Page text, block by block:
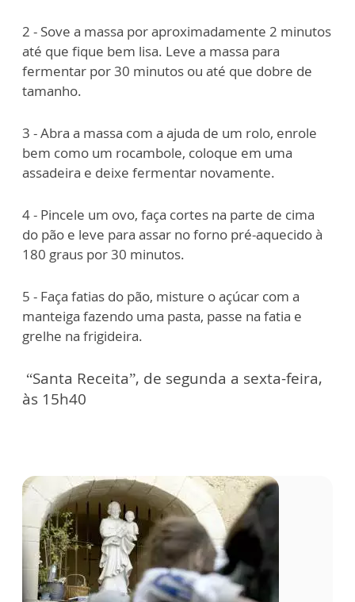
2 - Sove a massa por aproximadamente 2 minutos
até que fique bem lisa. Leve a massa para
fermentar por 30 minutos ou até que dobre de
tamanho.
3 - Abra a massa com a ajuda de um rolo, enrole
bem como um rocambole, coloque em uma
assadeira e deixe fermentar novamente.
4 - Pincele um ovo, faça cortes na parte de cima
do pão e leve para assar no forno pré-aquecido à
180 graus por 30 minutos.
5 - Faça fatias do pão, misture o açúcar com a
manteiga fazendo uma pasta, passe na fatia e
grelhe na frigideira.
“Santa Receita”, de segunda a sexta-feira,
às 15h40